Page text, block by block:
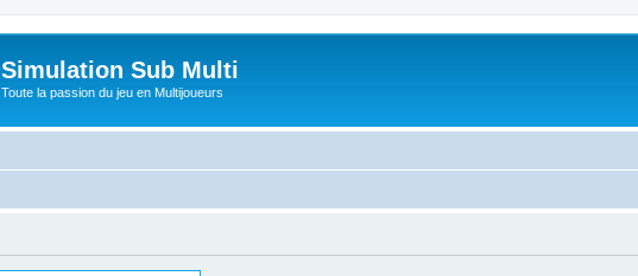
Simulation Sub Multi
Toute la passion du jeu en Multijoueurs